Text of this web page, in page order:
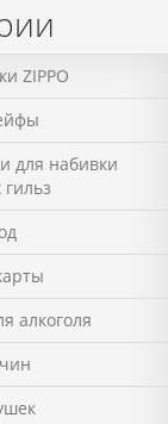
ZIPPO
для набивки
алкоголя